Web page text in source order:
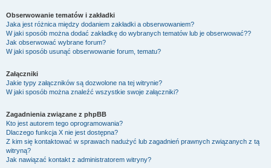
Obserwowanie tematów i zakładki
Jaka jest różnica między dodaniem zakładki a obserwowaniem?
W jaki sposób można dodać zakładkę do wybranych tematów lub je obserwować??
Jak obserwować wybrane forum?
W jaki sposób usunąć obserwowanie forum, tematu?
Załączniki
Jakie typy załączników są dozwolone na tej witrynie?
W jaki sposób można znaleźć wszystkie swoje załączniki?
Zagadnienia związane z phpBB
Kto jest autorem tego oprogramowania?
Dlaczego funkcja X nie jest dostępna?
Z kim się kontaktować w sprawach nadużyć lub zagadnień prawnych związanych z tą
witryną?
Jak nawiązać kontakt z administratorem witryny?